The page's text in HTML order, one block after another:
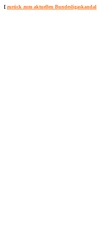
[ zurück zum aktuellen Bundesligaskandal